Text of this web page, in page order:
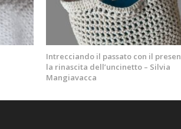
Intrecciando il passato con il
la rinascita dell’uncinetto – Silvia
Mangiavacca